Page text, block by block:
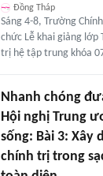
Đồng Tháp
Sáng 4-8, Trường
chức Lễ khai giảng lớp
trị hệ tập trung khóa
Nhanh chóng
Hội nghị Trung
sống: Bài 3: Xây
chính trị trong